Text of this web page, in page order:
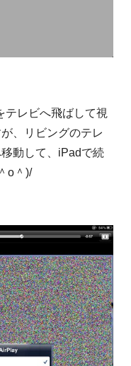
レビへ飛ばして視
、リビングのテレ
動して、iPadで続
o＾)/